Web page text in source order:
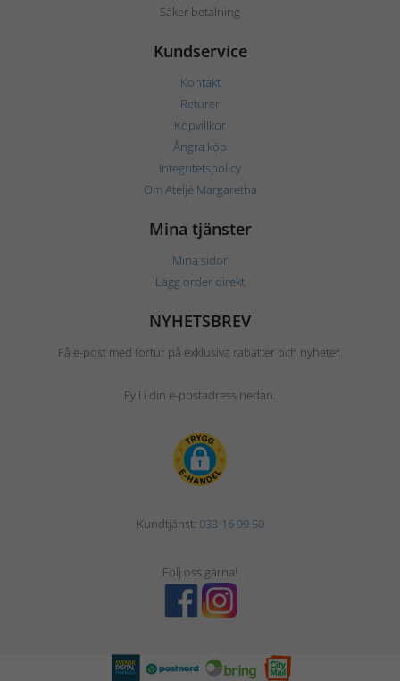
Säker betalning
Kundservice
Kontakt
Returer
Köpvillkor
Ångra köp
Integritetspolicy
Om Ateljé Margaretha
Mina tjänster
Mina sidor
Lägg order direkt
NYHETSBREV
Få e-post med förtur på exklusiva rabatter och nyheter.
Fyll i din e-postadress nedan.
Kundtjänst: 033-16 99 50
Följ oss gärna!